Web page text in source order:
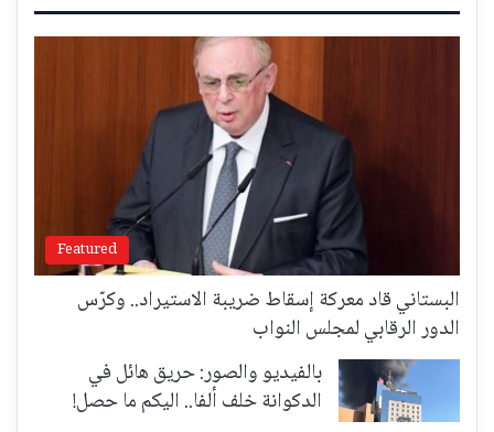
Featured
البستاني قاد معركة إسقاط ضريبة الاستيراد.. وكرّس
الدور الرقابي لمجلس النواب
بالفيديو والصور: حريق هائل في
الدكوانة خلف ألفا.. اليكم ما حصل!